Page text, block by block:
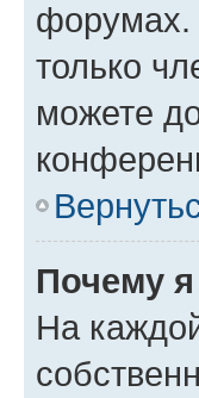
форумах.
только
можете
Почему
На